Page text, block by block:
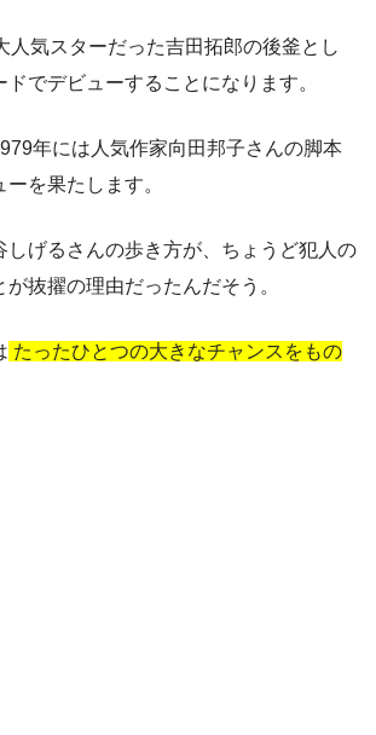
人気スターだった吉田拓郎の後釜とし
でデビューすることになります。
年には人気作家向田邦子さんの脚本
を果たします。
しげるさんの歩き方が、ちょうど犯人の
抜擢の理由だったんだそう。
たったひとつの大きなチャンスをもの